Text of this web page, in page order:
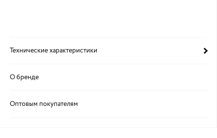
Технические характеристики
О бренде
Оптовым покупателям